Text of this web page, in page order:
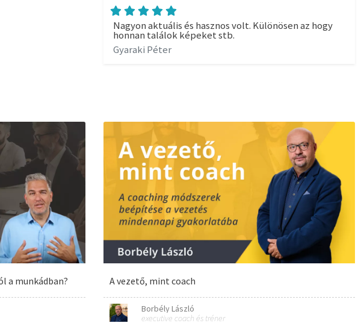
Nagyon aktuális és hasznos volt. Különösen az hogy
honnan találok képeket stb.
Gyaraki Péter
a munkádban? A vezető, mint coach
Borbély László
executive coach és tréner